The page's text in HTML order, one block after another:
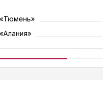
«Тюмень»
«Алания»